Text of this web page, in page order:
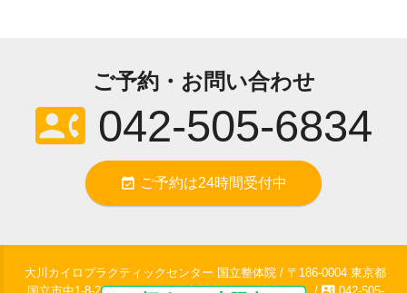
ご予約・お問い合わせ
contact_phone042-505-6834
event_available ご予約は24時間受付中
大川カイロプラクティックセンター 国立整体院 / 〒186-0004 東京都
contact_phone